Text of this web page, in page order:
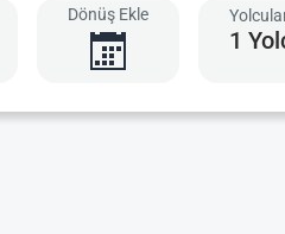
Dönüş Ekle
1